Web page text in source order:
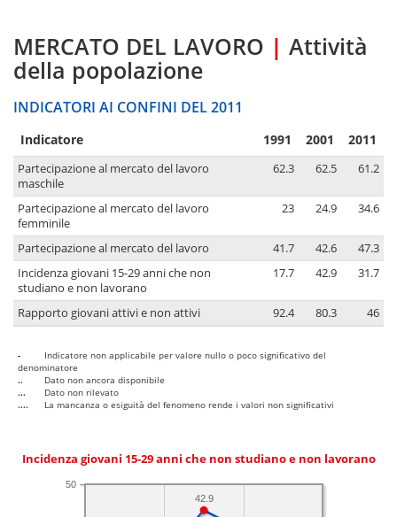
MERCATO DEL LAVORO | Attività
della popolazione
INDICATORI AI CONFINI DEL 2011
Indicatore 1991 2001 2011
Partecipazione al mercato del lavoro
maschile
62.3 62.5 61.2
Partecipazione al mercato del lavoro
femminile
23 24.9 34.6
Partecipazione al mercato del lavoro 41.7 42.6
47.3
Incidenza giovani 15-29 anni che non
studiano e non lavorano
17.7 42.9 31.7
Rapporto giovani attivi e non attivi 92.4 80.3 46
-
Indicatore non applicabile per valore nullo o poco significativo del
denominatore
..
Dato non ancora disponibile
...
Dato non rilevato
....
La mancanza o esiguità del fenomeno rende i valori non significativi
Incidenza giovani 15-29 anni che non studiano e non lavorano
50
42.9